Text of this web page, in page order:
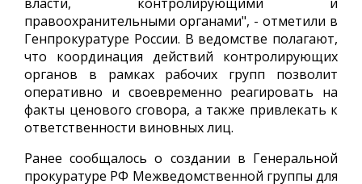
правоохранительными органами", - отметили в
Генпрокуратуре России. В ведомстве полагают,
что координация действий контролирующих
органов в рамках рабочих групп позволит
оперативно и своевременно реагировать на
факты ценового сговора, а также привлекать к
ответственности виновных лиц.
Ранее сообщалось о создании в Генеральной
прокуратуре РФ Межведомственной группы для